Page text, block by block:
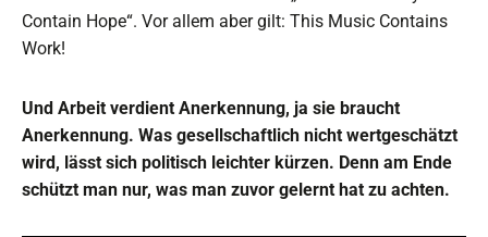
Contain Hope“. Vor allem aber gilt: This Music Contains
Work!
Und Arbeit verdient Anerkennung, ja sie braucht
Anerkennung. Was gesellschaftlich nicht wertgeschätzt
wird, lässt sich politisch leichter kürzen. Denn am Ende
schützt man nur, was man zuvor gelernt hat zu achten.